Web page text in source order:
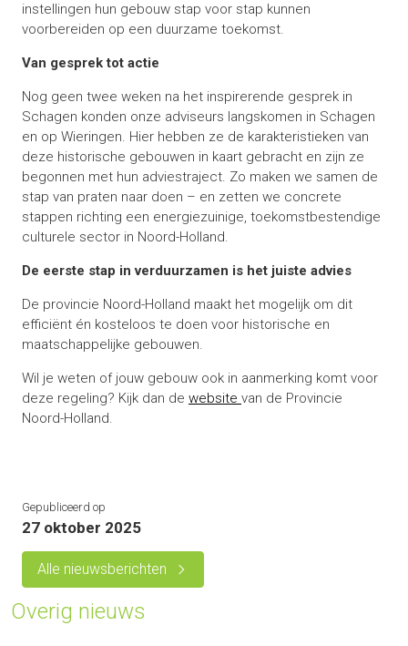
instellingen hun gebouw stap voor stap kunnen
voorbereiden op een duurzame toekomst.
Van gesprek tot actie
Nog geen twee weken na het inspirerende gesprek in
Schagen konden onze adviseurs langskomen in Schagen
en op Wieringen. Hier hebben ze de karakteristieken van
deze historische gebouwen in kaart gebracht en zijn ze
begonnen met hun adviestraject. Zo maken we samen de
stap van praten naar doen – en zetten we concrete
stappen richting een energiezuinige, toekomstbestendige
culturele sector in Noord-Holland.
De eerste stap in verduurzamen is het juiste advies
De provincie Noord-Holland maakt het mogelijk om dit
efficiënt én kosteloos te doen voor historische en
maatschappelijke gebouwen.
Wil je weten of jouw gebouw ook in aanmerking komt voor
deze regeling? Kijk dan de website van de Provincie
Noord-Holland.
Gepubliceerd op
27 oktober 2025
Alle nieuwsberichten
Overig nieuws